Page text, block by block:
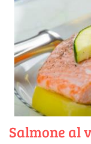
Salmone al